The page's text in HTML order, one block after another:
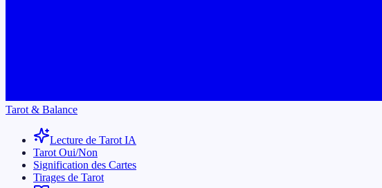
Tarot & Balance
Lecture de Tarot IA
Tarot Oui/Non
Signification des Cartes
Tirages de Tarot